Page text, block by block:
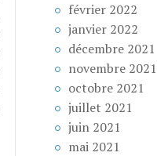
février 2022
janvier 2022
décembre 2021
novembre 2021
octobre 2021
juillet 2021
juin 2021
mai 2021